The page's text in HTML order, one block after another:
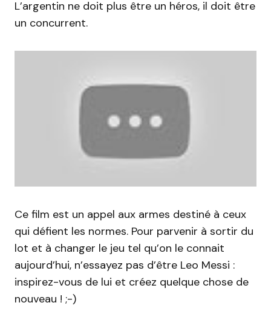
L’argentin ne doit plus être un héros, il doit être
un concurrent.
Ce film est un appel aux armes destiné à ceux
qui défient les normes. Pour parvenir à sortir du
lot et à changer le jeu tel qu’on le connait
aujourd’hui, n’essayez pas d’être Leo Messi :
inspirez-vous de lui et créez quelque chose de
nouveau ! ;-)